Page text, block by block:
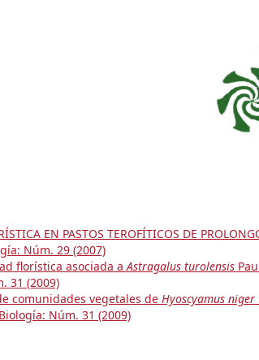
EN PASTOS TEROFÍTICOS DE
Núm. 29 (2007)
florística asociada aAstragalus turolensis
31 (2009)
comunidades vegetales de Hyoscyamus niger
Núm. 31 (2009)